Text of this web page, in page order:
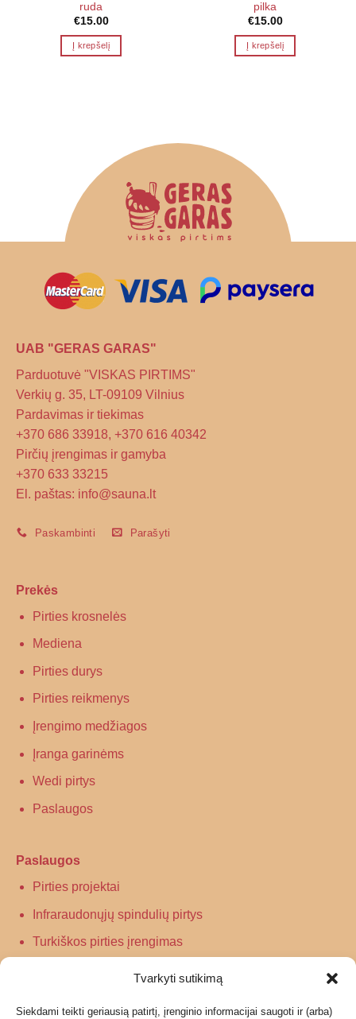
Tvarkyti sutikimą
Siekdami teikti geriausią patirtį, įrenginio informacijai saugoti ir (arba)
ruda
€15.00
Į krepšelį
pilka
€15.00
Į krepšelį
UAB "GERAS GARAS"
Parduotuvė "VISKAS PIRTIMS"
Verkių g. 35, LT-09109 Vilnius
Pardavimas ir tiekimas
+370 686 33918, +370 616 40342
Pirčių įrengimas ir gamyba
+370 633 33215
El. paštas: info@sauna.lt
Paskambinti Parašyti
Prekės
Pirties krosnelės
Mediena
Pirties durys
Pirties reikmenys
Įrengimo medžiagos
Įranga garinėms
Wedi pirtys
Paslaugos
Paslaugos
Pirties projektai
Infraraudonųjų spindulių pirtys
Turkiškos pirties įrengimas